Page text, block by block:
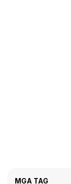
MGA TAG